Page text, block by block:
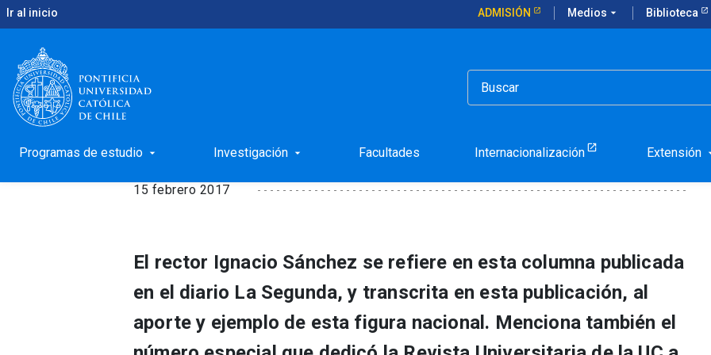
Ir al inicio ADMISIÓN Medios arrow_drop_down Biblioteca
Programas de estudio arrow_drop_down Investigación arrow_drop_down Facultades Internacionalización Extensión
Inicio
Columna del rector: Violeta Parra, cien años de
15 febrero 2017
El rector Ignacio Sánchez se refiere en esta columna publicada
en el diario La Segunda, y transcrita en esta publicación, al
aporte y ejemplo de esta figura nacional. Menciona también el